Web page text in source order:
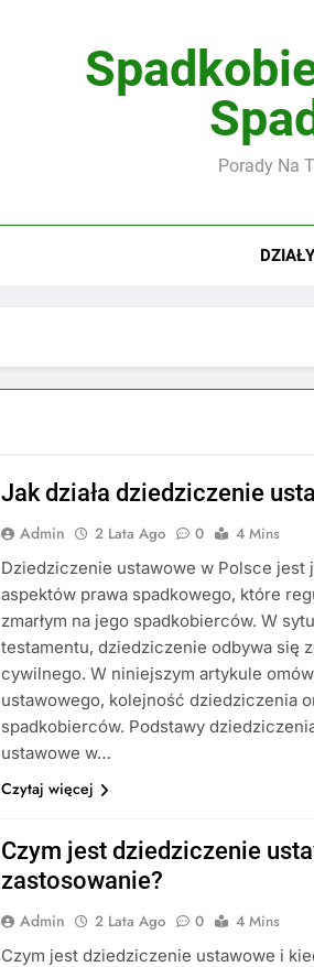
Porady Na
Jak działa dziedziczenie
Admin 2 Lata Ago 0
4 Mins
Dziedziczenie ustawowe w Polsce jest
aspektów prawa spadkowego, które
zmarłym na jego spadkobierców. W
testamentu, dziedziczenie odbywa się
cywilnego. W niniejszym artykule
ustawowego, kolejność dziedziczenia
spadkobierców. Podstawy
ustawowe w…
Czytaj więcej
Czym jest dziedziczenie
zastosowanie?
Admin 2 Lata Ago 0
4 Mins
Czym jest dziedziczenie ustawowe i